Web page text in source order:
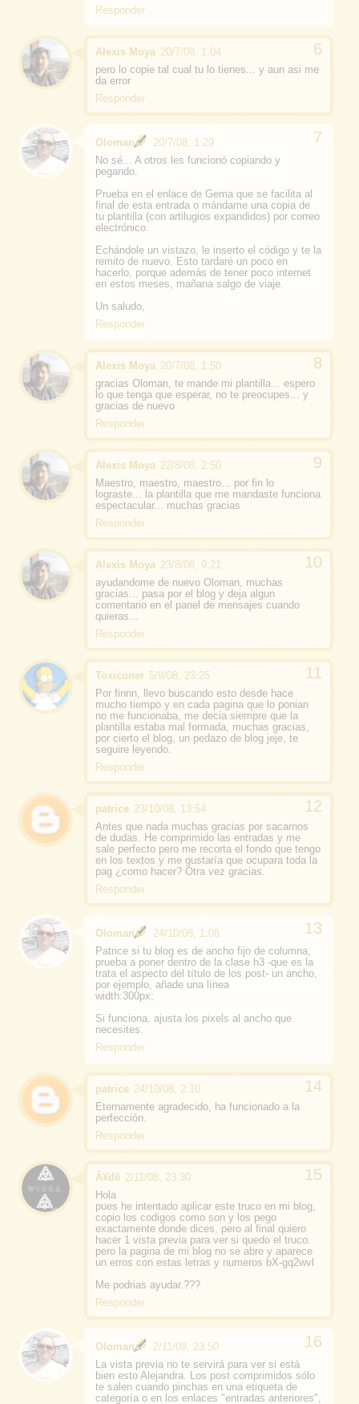
Responder
Alexis Moya 20/7/08, 1:04
pero lo copie tal cual tu lo tienes... y aun asi me
da error
Responder
Oloman
20/7/08, 1:29
No sé... A otros les funcionó copiando y
pegando.
Prueba en el enlace de Gema que se facilita al
final de esta entrada o mándame una copia de
tu plantilla (con artilugios expandidos) por correo
electrónico.
Echándole un vistazo, le inserto el código y te la
remito de nuevo. Esto tardaré un poco en
hacerlo, porque además de tener poco internet
en estos meses, mañana salgo de viaje.
Un saludo,
Responder
Alexis Moya 20/7/08, 1:50
gracias Oloman, te mande mi plantilla... espero
lo que tenga que esperar, no te preocupes... y
gracias de nuevo
Responder
Alexis Moya 22/8/08, 2:50
Maestro, maestro, maestro... por fin lo
lograste... la plantilla que me mandaste funciona
espectacular... muchas gracias
Responder
Alexis Moya 23/8/08, 9:21
ayudandome de nuevo Oloman, muchas
gracias... pasa por el blog y deja algun
comentario en el panel de mensajes cuando
quieras...
Responder
Toxiconer 5/9/08, 23:25
Por finnn, llevo buscando esto desde hace
mucho tiempo y en cada pagina que lo ponian
no me funcionaba, me decia siempre que la
plantilla estaba mal formada, muchas gracias,
por cierto el blog, un pedazo de blog jeje, te
seguire leyendo.
Responder
patrice 23/10/08, 13:54
Antes que nada muchas gracias por sacarnos
de dudas. He comprimido las entradas y me
sale perfecto pero me recorta el fondo que tengo
en los textos y me gustaría que ocupara toda la
pag ¿como hacer? Otra vez gracias.
Responder
Oloman
24/10/08, 1:08
Patrice si tu blog es de ancho fijo de columna,
prueba a poner dentro de la clase h3 -que es la
trata el aspecto del título de los post- un ancho,
por ejemplo, añade una línea
width:300px;
Si funciona, ajusta los pixels al ancho que
necesites.
Responder
patrice 24/10/08, 2:10
Eternamente agradecido, ha funcionado a la
perfección.
Responder
Ã¥dë 2/11/08, 23:30
Hola
pues he intentado aplicar este truco en mi blog,
copio los codigos como son y los pego
exactamente donde dices, pero al final quiero
hacer 1 vista previa para ver si quedo el truco.
pero la pagina de mi blog no se abre y aparece
un erros con estas letras y numeros bX-gq2wvl
Me podrias ayudar.???
Responder
Oloman
2/11/08, 23:50
La vista previa no te servirá para ver si está
bien esto Alejandra. Los post comprimidos sólo
te salen cuando pinchas en una etiqueta de
categoría o en los enlaces "entradas anteriores",